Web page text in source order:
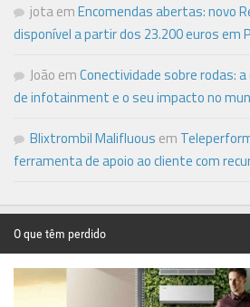
jotaemEncomendas abertas: novo
disponível a partir dos 23.200 euros em
João emConectividade sobre rodas:
de infotainment e o seu impacto no
Blixtrombil Malifluous em
ferramenta de apoio ao cliente com
O que têm perdido